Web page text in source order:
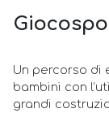
Un percorso di
bambini con
grandi